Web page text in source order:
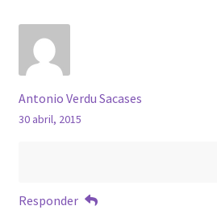
Antonio Verdu Sacases
30 abril, 2015
Responder